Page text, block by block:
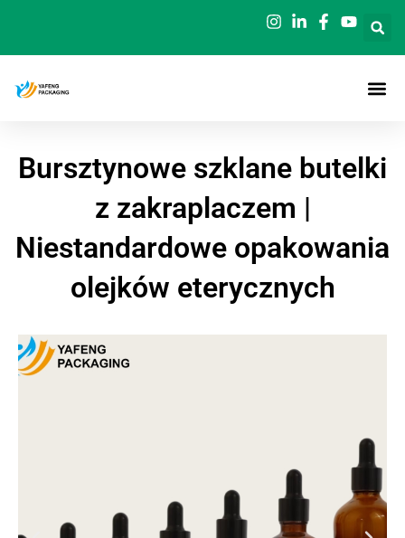
treści
Bursztynowe szklane butelki
z zakraplaczem |
Niestandardowe opakowania
olejków eterycznych